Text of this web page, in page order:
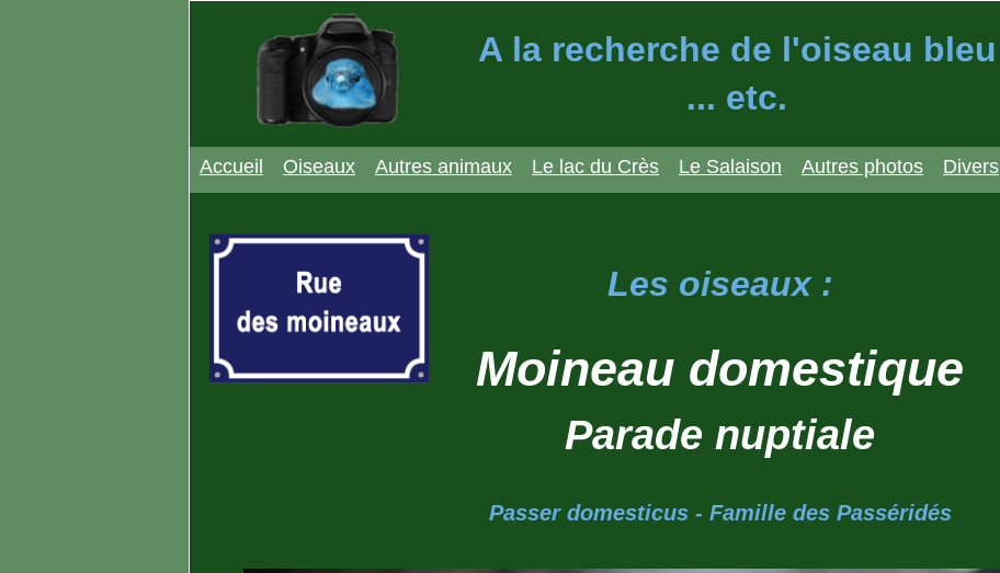
A la recherche de l'oiseau bleu
... etc.
Accueil Oiseaux Autres animaux Le lac du Crès Le Salaison Autres photos Divers
Les oiseaux :
Moineau domestique
Parade nuptiale
Passer domesticus - Famille des Passéridés